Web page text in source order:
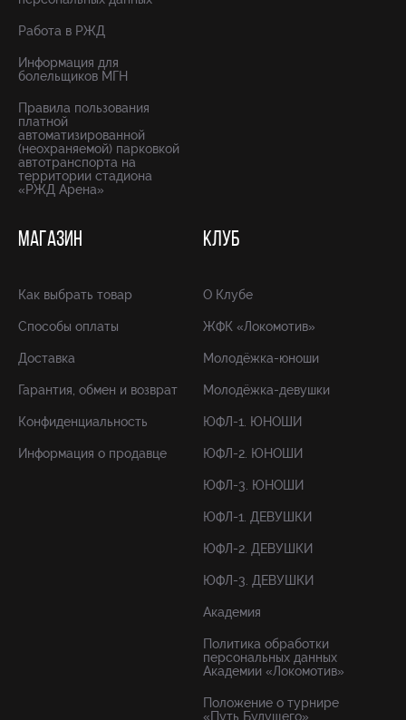
Работа в РЖД
Информация для
болельщиков МГН
Правила пользования
платной
автоматизированной
(неохраняемой) парковкой
автотранспорта на
территории стадиона
«РЖД Арена»
МАГАЗИН
Как выбрать товар
Способы оплаты
Доставка
Гарантия, обмен и возврат
Конфиденциальность
Информация о продавце
КЛУБ
О Клубе
ЖФК «Локомотив»
Молодёжка-юноши
Молодёжка-девушки
ЮФЛ-1. ЮНОШИ
ЮФЛ-2. ЮНОШИ
ЮФЛ-3. ЮНОШИ
ЮФЛ-1. ДЕВУШКИ
ЮФЛ-2. ДЕВУШКИ
ЮФЛ-3. ДЕВУШКИ
Академия
Политика обработки
персональных данных
Академии «Локомотив»
Положение о турнире
«Путь Будущего»